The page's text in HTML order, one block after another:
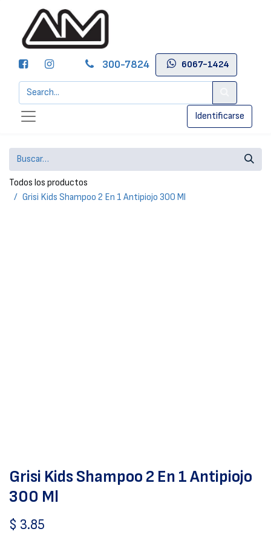
300-7824 6067-1424
Identificarse
Todos los productos
Grisi Kids Shampoo 2 En 1 Antipiojo 300 Ml
Grisi Kids Shampoo 2 En 1 Antipiojo
300 Ml
$ 3.85